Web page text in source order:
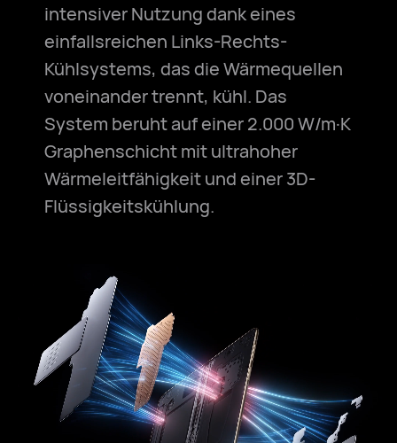
intensiver Nutzung dank eines
einfallsreichen Links-Rechts-
Kühlsystems, das die Wärmequellen
voneinander trennt, kühl. Das
System beruht auf einer 2.000 W/m·K
Graphenschicht mit ultrahoher
Wärmeleitfähigkeit und einer 3D-
Flüssigkeitskühlung.